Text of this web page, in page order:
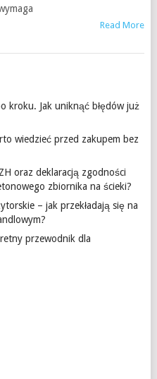
Read More
kroku. Jak uniknąć błędów już
wiedzieć przed zakupem bez
oraz deklaracją zgodności
zbiornika na ścieki?
– jak przekładają się na
przewodnik dla